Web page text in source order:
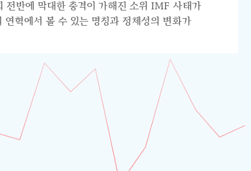
전반에 막대한 충격이 가해진 소위 IMF 사태가
혁에서 볼 수 있는 명칭과 정체성의 변화가